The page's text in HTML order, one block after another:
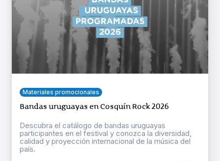
Materiales promocionales
Bandas uruguayas en Cosquín Rock 2026
Descubra el catálogo de bandas uruguayas
participantes en el festival y conozca la diversidad,
calidad y proyección internacional de la música del
país.